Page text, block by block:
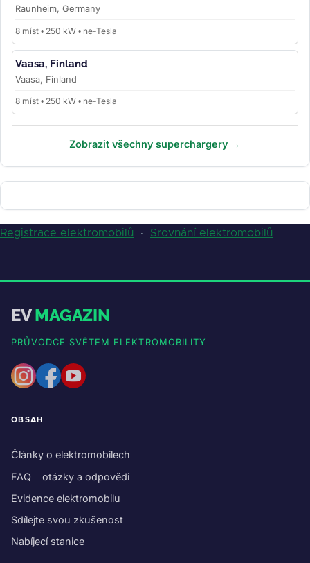
Raunheim, Germany
8 míst • 250 kW • ne-Tesla
Vaasa, Finland
Vaasa, Finland
8 míst • 250 kW • ne-Tesla
Zobrazit všechny superchargery →
Registrace elektromobilů · Srovnání elektromobilů
EVMAGAZIN
PRŮVODCE SVĚTEM ELEKTROMOBILITY
OBSAH
Články o elektromobilech
FAQ – otázky a odpovědi
Evidence elektromobilu
Sdílejte svou zkušenost
Nabíjecí stanice